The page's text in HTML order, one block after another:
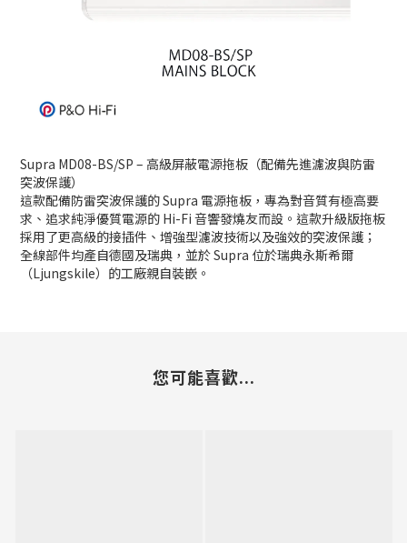
Supra MD08-BS/SP – 高級屏蔽電源拖板（配備先進濾波與防雷
突波保護）
這款配備防雷突波保護的 Supra 電源拖板，專為對音質有極高要
求、追求純淨優質電源的 Hi-Fi 音響發燒友而設。這款升級版拖板
採用了更高級的接插件、增強型濾波技術以及強效的突波保護；
全線部件均產自德國及瑞典，並於 Supra 位於瑞典永斯希爾
（Ljungskile）的工廠親自裝嵌。
您可能喜歡...